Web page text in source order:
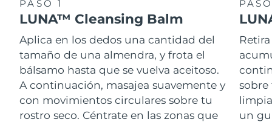
PASO 1
LUNA™ Cleansing Balm
Aplica en los dedos una cantidad del
tamaño de una almendra, y frota el
bálsamo hasta que se vuelva aceitoso.
A continuación, masajea suavemente y
con movimientos circulares sobre tu
rostro seco. Céntrate en las zonas que
un